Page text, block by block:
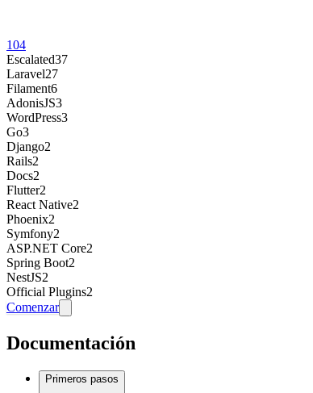
104
Escalated37
Laravel27
Filament6
AdonisJS3
WordPress3
Go3
Django2
Rails2
Docs2
Flutter2
React Native2
Phoenix2
Symfony2
ASP.NET Core2
Spring Boot2
NestJS2
Official Plugins2
Comenzar
Documentación
Primeros pasos